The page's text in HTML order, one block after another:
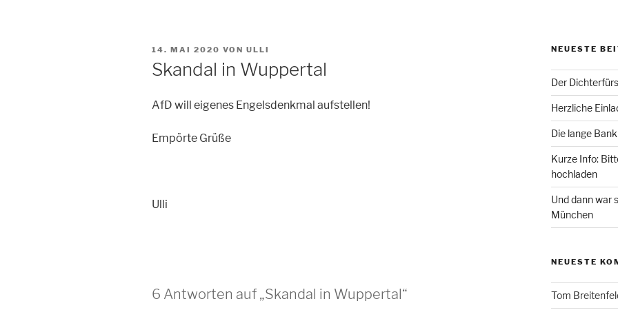
VERÖFFENTLICHT
14. MAI 2020 VON ULLI
Skandal in Wuppertal
AfD will eigenes Engelsdenkmal aufstellen!
Empörte Grüße
Ulli
6 Antworten auf „Skandal in Wuppertal“
NEUESTE
Der
Herzliche
Die lange
Kurze Info:
hochladen
Und dann war
München
NEUESTE
Tom